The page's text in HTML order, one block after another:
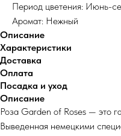
Период цветения: Июнь-
Аромат: Нежный
Описание
Характеристики
Доставка
Оплата
Посадка и уход
Описание
Роза Garden of Roses — это
Выведенная немецкими